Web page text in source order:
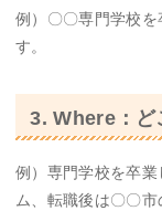
例）〇〇専門学校
す。
3. Where：ど
例）専門学校を卒
ム、転職後は〇〇